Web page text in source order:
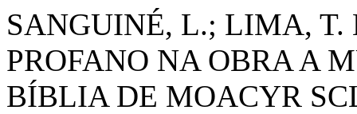
SANGUINÉ, L.; LIMA, T.
PROFANO NA OBRA A
BÍBLIA DE MOACYR